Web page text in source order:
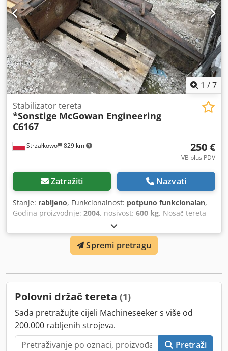
1 /7
Strzałkowo 829 km
Stabilizator tereta
*Sonstige McGowan Engineering
C6167
250 €
VB plus PDV
Zatražiti Nazvati
Stanje: rabljeno, Funkcionalnost: potpuno funkcionalan,
Godina proizvodnje: 2004, nosivost: 600 kg, Nosač tereta
ISO klasa: ISO klasa 2 = 1.000 - 2.500 kg Stanje: Spreman za
rad i potpuno funkcionalan Tehničko stanje: dobro Dsdpfx
Spremi pretragu
Polovni držač tereta (1)
Sada pretražujte cijeli Machineseeker s više od
200.000 rabljenih strojeva.
Pretraži